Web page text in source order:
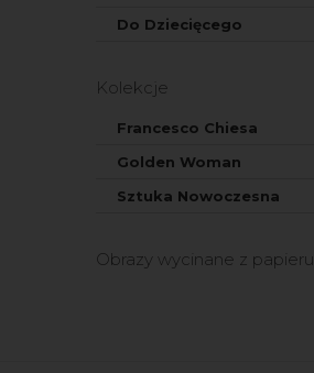
Do Dziecięcego
Kolekcje
Francesco Chiesa
Golden Woman
Sztuka Nowoczesna
Obrazy wycinane z papieru